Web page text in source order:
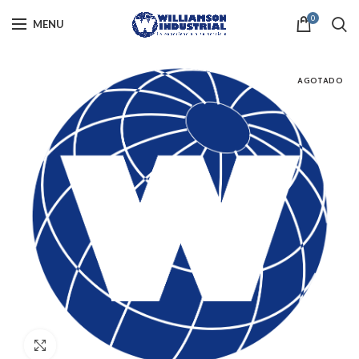
MENU 0
AGOTADO
Click to enlarge